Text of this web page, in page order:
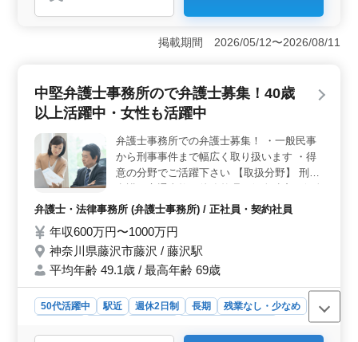
＜経験者のための理想的な環境＞ 小田原駅から徒歩わ
ずか2分の立地に位置し、交通の便が良いため、通勤スト
レスを軽減できます。企業法務に特化した業務内容で、
の一員として活躍できる環境が整っています。 ＜充
実した福利厚生＞ 週休完全2日制や交通費の実費支給な
野にも丁寧なサポートがあり、新たなスキルや知識を身
につけることができます。 ＜成長と活躍の場＞ 経
験者の方々が自身のスキルや経験を活かし、業務に取り
組むことで、チーム全体の成長に貢献できる環境です。
小田原市でのキャリアを築きたい方に最適な職場です。
掲載期間 2026/05/12〜2026/08/11
中堅弁護士事務所ので弁護士募集！40歳
以上活躍中・女性も活躍中
弁護士事務所での弁護士募集！ ・一般民事
から刑事事件まで幅広く取り扱います ・得
意の分野でご活躍下さい 【取扱分野】 刑事
再生、任意整理、過払い金返還請求）、法人
慰謝料（離婚）、相続、債権回収など ※ど
の分野も幅広く、且つ満遍なく取り組んでい
ただきます。 ＜刑事事件専従の場合＞ 刑事
弁護専従経験2年以上は月額80万円以上固
定、歩合給なしの待遇見込み 40歳以上、50
代も活躍しています。 安定的な弁護士事務
所で勤務希望の方ぜひご応募下さい
弁護士・法律事務所 (弁護士事務所) / 正社員・契約社員
年収600万円〜1000万円
神奈川県藤沢市藤沢 / 藤沢駅
平均年齢 49.1歳 / 最高年齢 69歳
50代活躍中 駅近 週休2日制 長期
残業なし・少なめ